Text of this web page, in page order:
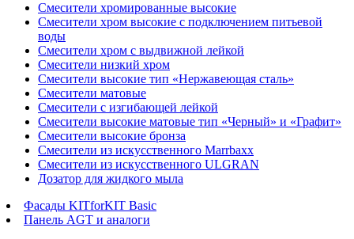
Смесители хромированные высокие
Смесители хром высокие с подключением питьевой
воды
Смесители хром с выдвижной лейкой
Смесители низкий хром
Смесители высокие тип «Нержавеющая сталь»
Смесители матовые
Смесители с изгибающей лейкой
Смесители высокие матовые тип «Черный» и «Графит»
Смесители высокие бронза
Смесители из искусственного Marrbaxx
Смесители из искусственного ULGRAN
Дозатор для жидкого мыла
Фасады KITforKIT Basic
Панель AGT и аналоги